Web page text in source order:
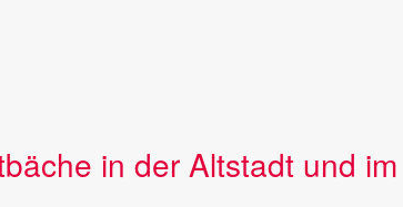
in der Altstadt und